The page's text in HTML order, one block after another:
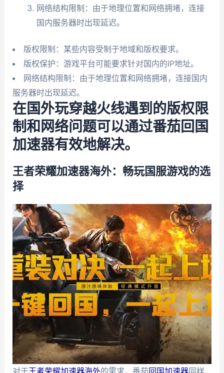
网络结构限制：由于地理位置和网络拥堵，连接
国内服务器时出现延迟。
版权限制：某些内容受制于地域和版权要求。
版权保护：游戏平台可能要求针对国内的IP地址。
网络结构限制：由于地理位置和网络拥堵，连接国内
服务器时出现延迟。
在国外玩穿越火线遇到的版权限
制和网络问题可以通过番茄回国
加速器有效地解决。
王者荣耀加速器海外：畅玩国服游戏的选
择